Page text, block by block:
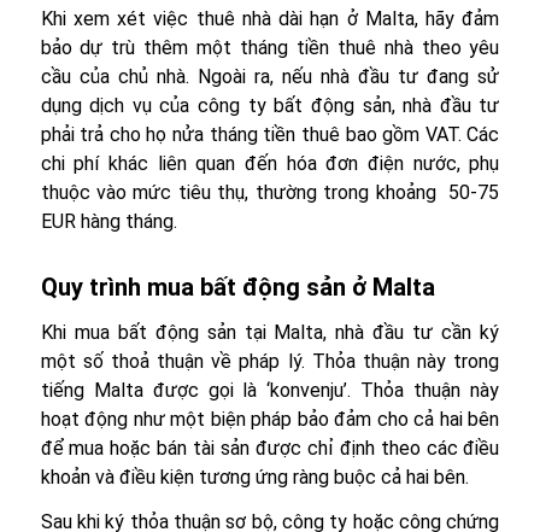
Khi xem xét việc thuê nhà dài hạn ở Malta, hãy đảm
bảo dự trù thêm một tháng tiền thuê nhà theo yêu
cầu của chủ nhà. Ngoài ra, nếu nhà đầu tư đang sử
dụng dịch vụ của công ty bất động sản, nhà đầu tư
phải trả cho họ nửa tháng tiền thuê bao gồm VAT. Các
chi phí khác liên quan đến hóa đơn điện nước, phụ
thuộc vào mức tiêu thụ, thường trong khoảng 50-75
EUR hàng tháng.
Quy trình mua bất động sản ở Malta
Khi mua bất động sản tại Malta, nhà đầu tư cần ký
một số thoả thuận về pháp lý. Thỏa thuận này trong
tiếng Malta được gọi là ‘konvenju’. Thỏa thuận này
hoạt động như một biện pháp bảo đảm cho cả hai bên
để mua hoặc bán tài sản được chỉ định theo các điều
khoản và điều kiện tương ứng ràng buộc cả hai bên.
Sau khi ký thỏa thuận sơ bộ, công ty hoặc công chứng